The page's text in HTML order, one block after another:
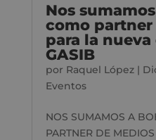
Nos
como partner
para la
GASIB
por Raquel López|
Eventos
NOS SUMAMOS A
PARTNER DE